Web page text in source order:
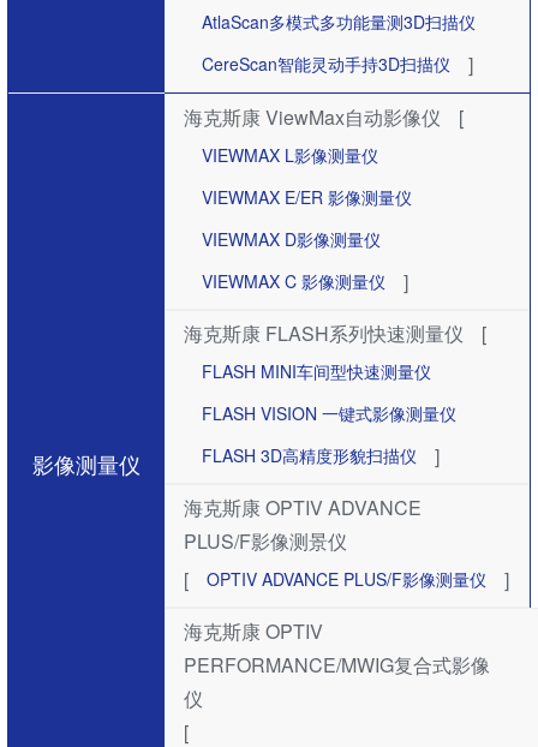
AtlaScan多模式多功能量测3D扫描仪
CereScan智能灵动手持3D扫描仪
]
影像测量仪
海克斯康 ViewMax自动影像仪 [
VIEWMAX L影像测量仪
VIEWMAX E/ER 影像测量仪
VIEWMAX D影像测量仪
VIEWMAX C 影像测量仪
]
海克斯康 FLASH系列快速测量仪
[
FLASH MINI车间型快速测量仪
FLASH VISION 一键式影像测量仪
FLASH 3D高精度形貌扫描仪
]
海克斯康 OPTIV ADVANCE
PLUS/F影像测景仪
[
OPTIV ADVANCE PLUS/F影像测量仪
]
海克斯康 OPTIV
PERFORMANCE/MWIG复合式影像
仪
[